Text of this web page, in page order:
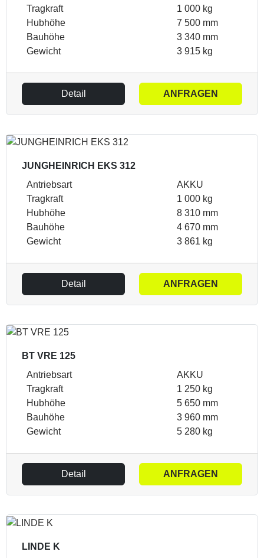
Tragkraft
1 000 kg
Hubhöhe
7 500 mm
Bauhöhe
3 340 mm
Gewicht
3 915 kg
Detail ANFRAGEN
JUNGHEINRICH EKS 312
Antriebsart
AKKU
Tragkraft
1 000 kg
Hubhöhe
8 310 mm
Bauhöhe
4 670 mm
Gewicht
3 861 kg
Detail ANFRAGEN
BT VRE 125
Antriebsart
AKKU
Tragkraft
1 250 kg
Hubhöhe
5 650 mm
Bauhöhe
3 960 mm
Gewicht
5 280 kg
Detail ANFRAGEN
LINDE K